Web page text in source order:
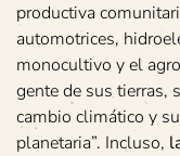
productiva
automotrices,
monocultivo y el
gente de sus tierras,
cambio climático y
planetaria”. Incluso,